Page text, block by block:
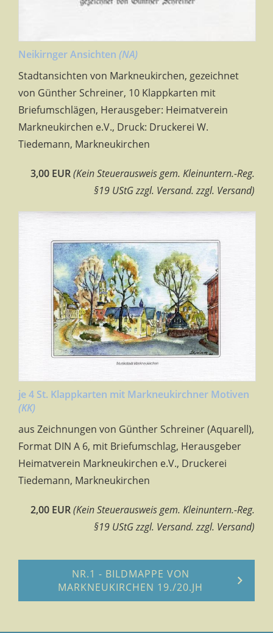
Neikirnger Ansichten (NA)
Stadtansichten von Markneukirchen, gezeichnet
von Günther Schreiner, 10 Klappkarten mit
Briefumschlägen, Herausgeber: Heimatverein
Markneukirchen e.V., Druck: Druckerei W.
Tiedemann, Markneukirchen
3,00 EUR(Kein Steuerausweis gem. Kleinuntern.-Reg.
§19 UStG zzgl. Versand. zzgl. Versand)
je 4 St. Klappkarten mit Markneukirchner Motiven
(KK)
aus Zeichnungen von Günther Schreiner (Aquarell),
Format DIN A 6, mit Briefumschlag, Herausgeber
Heimatverein Markneukirchen e.V., Druckerei
Tiedemann, Markneukirchen
2,00 EUR(Kein Steuerausweis gem. Kleinuntern.-Reg.
§19 UStG zzgl. Versand. zzgl. Versand)
NR.1 - BILDMAPPE VON
MARKNEUKIRCHEN 19./20.JH